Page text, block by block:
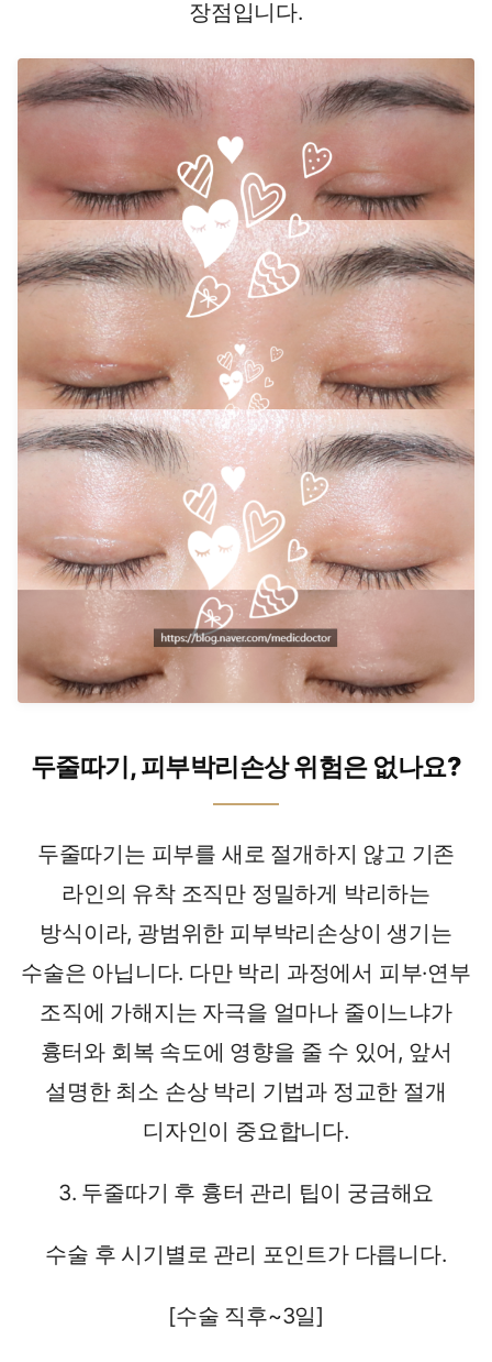
장점입니다.
두줄따기, 피부박리손상 위험은 없나요?
두줄따기는 피부를 새로 절개하지 않고 기존
라인의 유착 조직만 정밀하게 박리하는
방식이라, 광범위한 피부박리손상이 생기는
수술은 아닙니다. 다만 박리 과정에서 피부·연부
조직에 가해지는 자극을 얼마나 줄이느냐가
흉터와 회복 속도에 영향을 줄 수 있어, 앞서
설명한 최소 손상 박리 기법과 정교한 절개
디자인이 중요합니다.
3. 두줄따기 후 흉터 관리 팁이 궁금해요
수술 후 시기별로 관리 포인트가 다릅니다.
[수술 직후~3일]